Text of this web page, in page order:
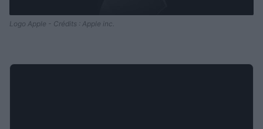
Logo Apple - Crédits : Apple inc.